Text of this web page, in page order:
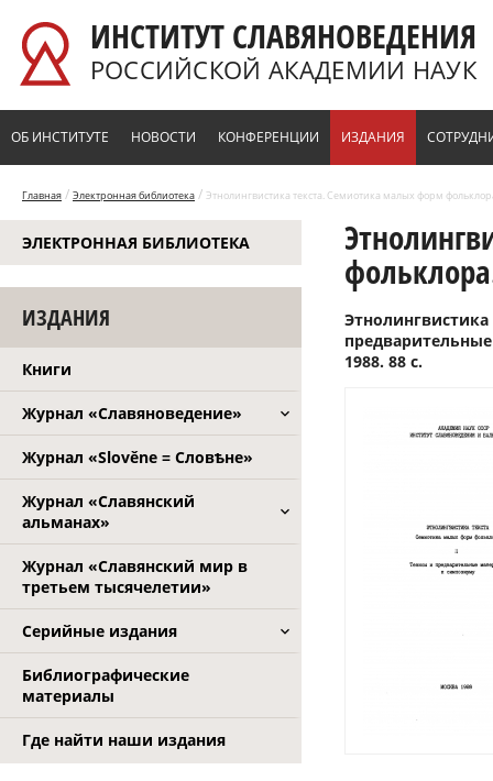
ИНСТИТУТ СЛАВЯНОВЕДЕНИЯ
РОССИЙСКОЙ АКАДЕМИИ НАУК
ОБ ИНСТИТУТЕ НОВОСТИ КОНФЕРЕНЦИИ ИЗДАНИЯ
Главная / Электронная библиотека / Этнолингвистика текста. Семиотика малых форм
ЭЛЕКТРОННАЯ БИБЛИОТЕКА
ИЗДАНИЯ
Книги
Журнал «Славяноведение»
Журнал «Slověne = Словѣне»
Журнал «Славянский
альманах»
Журнал «Славянский мир в
третьем тысячелетии»
Серийные издания
Библиографические
материалы
Где найти наши издания
1988. 88 с.